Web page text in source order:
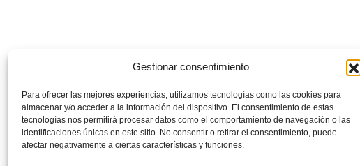
Gestionar consentimiento
Para ofrecer las mejores experiencias, utilizamos tecnologías como las cookies para
almacenar y/o acceder a la información del dispositivo. El consentimiento de estas
tecnologías nos permitirá procesar datos como el comportamiento de navegación o las
identificaciones únicas en este sitio. No consentir o retirar el consentimiento, puede
afectar negativamente a ciertas características y funciones.